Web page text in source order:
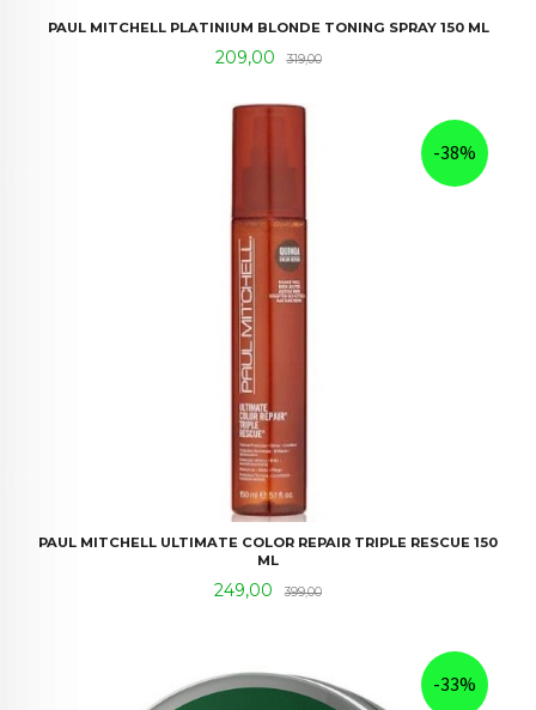
PAUL MITCHELL PLATINIUM BLONDE TONING SPRAY 150 ML
Tilbud
209,00 319,00Rabatt
PAUL MITCHELL ULTIMATE COLOR REPAIR TRIPLE RESCUE 150
ML
Tilbud
249,00 399,00Rabatt
-38%
-33%